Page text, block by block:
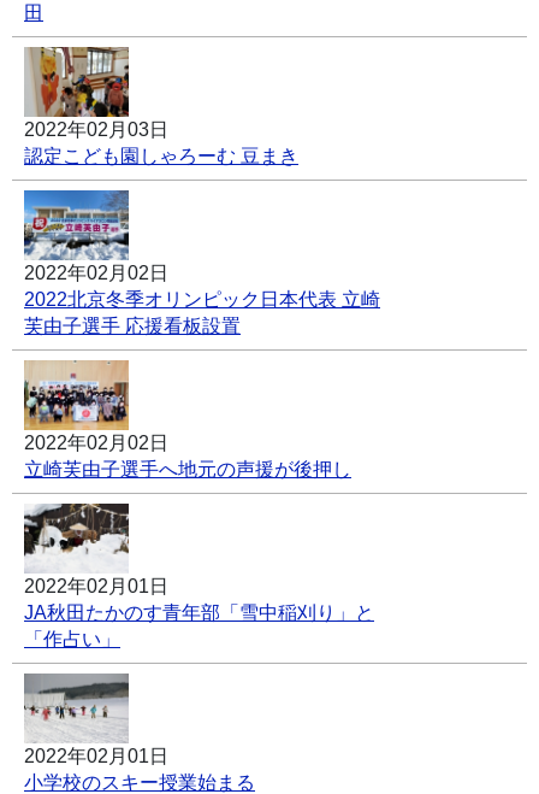
田
2022年02月03日
認定こども園しゃろーむ 豆まき
2022年02月02日
2022北京冬季オリンピック日本代表 立崎
芙由子選手 応援看板設置
2022年02月02日
立崎芙由子選手へ地元の声援が後押し
2022年02月01日
JA秋田たかのす青年部「雪中稲刈り」と
「作占い」
2022年02月01日
小学校のスキー授業始まる